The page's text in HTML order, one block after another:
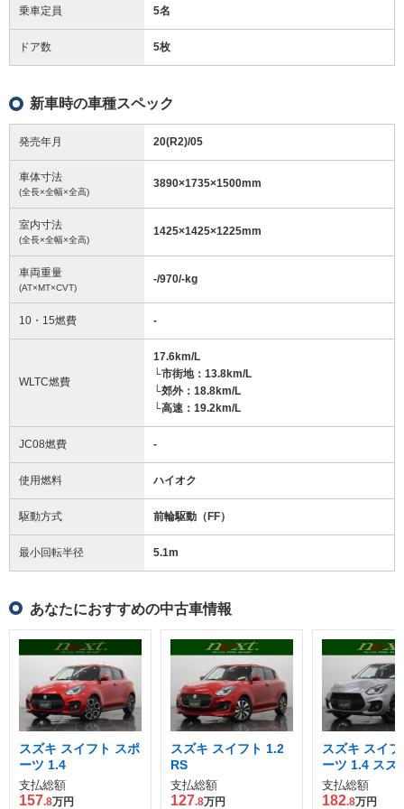
乗車定員 5名
ドア数 5枚
新車時の車種スペック
発売年月 20(R2)/05
車体寸法
(全長×全幅×全高)
3890×1735×1500mm
室内寸法
(全長×全幅×全高)
1425×1425×1225mm
車両重量
(AT×MT×CVT)
-/970/-kg
10・15燃費 -
WLTC燃費
17.6km/L
└市街地：13.8km/L
└郊外：18.8km/L
└高速：19.2km/L
JC08燃費 -
使用燃料 ハイオク
駆動方式 前輪駆動（FF）
最小回転半径 5.1m
あなたにおすすめの中古車情報
スズキ スイフト スポ
ーツ 1.4
支払総額
157.8万円
スズキ スイフト 1.2
RS
支払総額
127.8万円
スズキ スイ
ーツ 1.4 スズ
フティサポー
着車
支払総額
182.8万円